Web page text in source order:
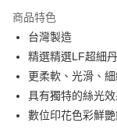
合作金庫商業銀行
華南商業銀行
上海商業儲蓄銀行
國泰世華商業銀行
臺灣中小企業銀行
匯豐（台灣）商業銀
聯邦商業銀行
6 期 0 利率 每期
華南商業銀行
上海商業儲蓄銀行
國泰世華商業銀行
臺灣中小企業銀行
LINE Pay
Apple Pay
悠遊付
商品特色
台灣製造
精選精選LF超細
更柔軟、光滑、
具有獨特的絲光
數位印花色彩鮮